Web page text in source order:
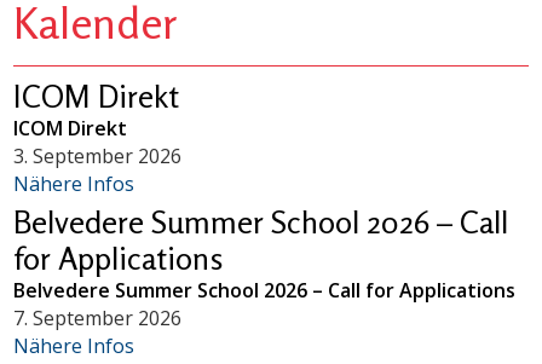
Kalender
ICOM Direkt
ICOM Direkt
3. September 2026
Nähere Infos
Belvedere Summer School 2026 – Call
for Applications
Belvedere Summer School 2026 – Call for Applications
7. September 2026
Nähere Infos